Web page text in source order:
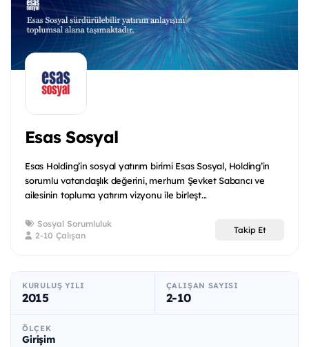
Esas Sosyal
Esas Holding’in sosyal yatırım birimi Esas Sosyal, Holding’in
sorumlu vatandaşlık değerini, merhum Şevket Sabancı ve
ailesinin topluma yatırım vizyonu ile birleşt...
Sosyal Sorumluluk
2-10 Çalışan
Takip Et
KURULUŞ YILI
2015
ÇALIŞAN SAYISI
2-10
ÖLÇEK
Girişim